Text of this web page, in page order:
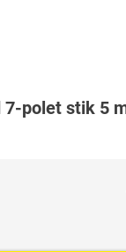
polet stik 5